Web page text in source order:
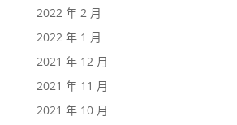
2022 年 2 月
2022 年 1 月
2021 年 12 月
2021 年 11 月
2021 年 10 月